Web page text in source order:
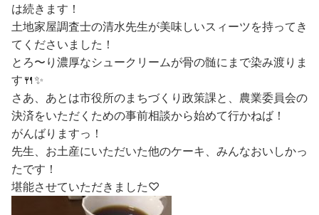
は続きます！
土地家屋調査士の清水先生が美味しいスィーツを持ってき
てくださいました！
とろ〜り濃厚なシュークリームが骨の髄にまで染み渡りま
す🍴✨
さあ、あとは市役所のまちづくり政策課と、農業委員会の
決済をいただくための事前相談から始めて行かねば！
がんばりますっ！
先生、お土産にいただいた他のケーキ、みんなおいしかっ
たです！
堪能させていただきました♡